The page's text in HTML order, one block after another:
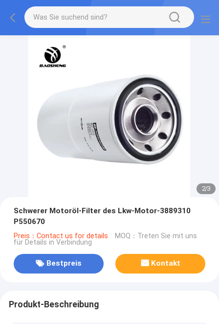
2/3
Schwerer Motoröl-Filter des Lkw-Motor-3889310
P550670
Preis：Contact us for details MOQ：Treten Sie mit uns
für Details in Verbindung
Bestpreis Kontakt
Produkt-Beschreibung